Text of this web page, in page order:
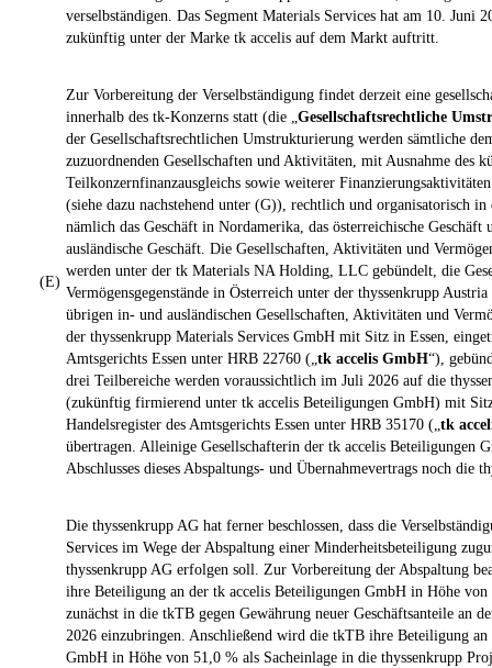
verselbständigen. Das Segment Materials Services hat am 10. Juni
zukünftig unter der Marke tk accelis auf dem Markt auftritt.
(E)
Zur Vorbereitung der Verselbständigung findet derzeit eine
innerhalb des tk-Konzerns statt (die „ Gesellschaftsrechtliche
der Gesellschaftsrechtlichen Umstrukturierung werden sämtliche
zuzuordnenden Gesellschaften und Aktivitäten, mit Ausnahme des
Teilkonzernfinanzausgleichs sowie weiterer
(siehe dazu nachstehend unter (G)), rechtlich und organisatorisch
nämlich das Geschäft in Nordamerika, das österreichische Geschäft
ausländische Geschäft. Die Gesellschaften, Aktivitäten und
werden unter der tk Materials NA Holding, LLC gebündelt, die
Vermögensgegenstände in Österreich unter der thyssenkrupp
übrigen in- und ausländischen Gesellschaften, Aktivitäten und
der thyssenkrupp Materials Services GmbH mit Sitz in Essen,
Amtsgerichts Essen unter HRB 22760 („ tk accelis GmbH“),
drei Teilbereiche werden voraussichtlich im Juli 2026 auf die
(zukünftig firmierend unter tk accelis Beteiligungen GmbH) mit
Handelsregister des Amtsgerichts Essen unter HRB 35170 („ tk
übertragen. Alleinige Gesellschafterin der tk accelis Beteiligungen
Abschlusses dieses Abspaltungs- und Übernahmevertrags noch die
Die thyssenkrupp AG hat ferner beschlossen, dass die
Services im Wege der Abspaltung einer Minderheitsbeteiligung
thyssenkrupp AG erfolgen soll. Zur Vorbereitung der Abspaltung
ihre Beteiligung an der tk accelis Beteiligungen GmbH in Höhe von
zunächst in die tkTB gegen Gewährung neuer Geschäftsanteile an
2026 einzubringen. Anschließend wird die tkTB ihre Beteiligung
GmbH in Höhe von 51,0 % als Sacheinlage in die thyssenkrupp